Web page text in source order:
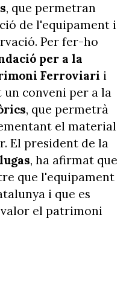
, que permetran
de l'equipament i
Per fer-ho
per a la
Ferroviari i
conveni per a la
, que permetrà
el material
El president de la
, ha afirmat que
que l'equipament
i que es
el patrimoni